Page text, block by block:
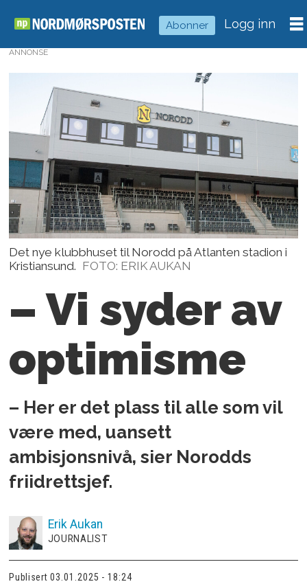
Abonner Logg inn
ANNONSE
Det nye klubbhuset til Norodd på Atlanten stadion i
Kristiansund. FOTO: ERIK AUKAN
– Vi syder av
optimisme
– Her er det plass til alle som vil
være med, uansett
ambisjonsnivå, sier Norodds
friidrettsjef.
Erik Aukan
JOURNALIST
Publisert 03.01.2025 - 18:24